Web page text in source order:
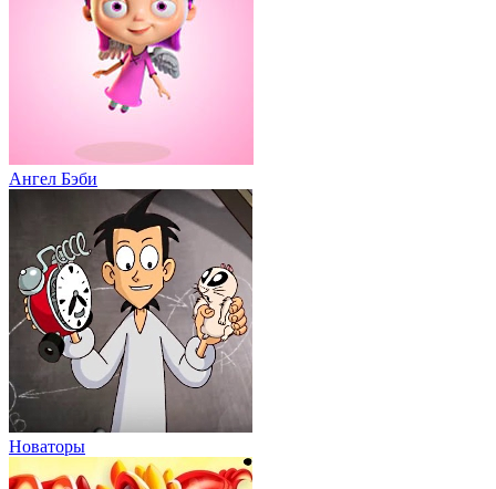
Ангел Бэби
Новаторы